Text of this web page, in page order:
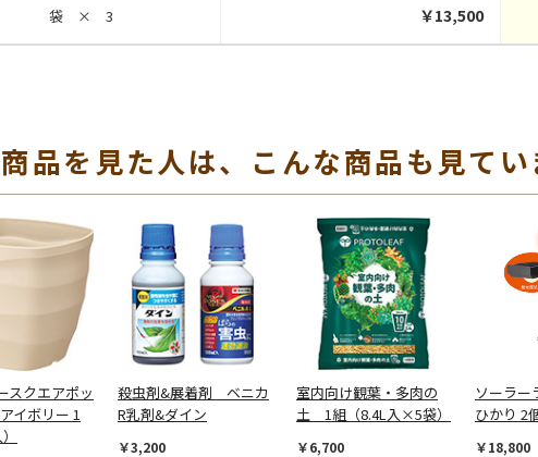
袋 × 3 ￥13,500
品を見た人は、こんな商品も見てい
スクエアポッ
イボリー 1
殺虫剤&展着剤 ベニカ
R乳剤&ダイン
￥3,200
室内向け観葉・多肉の
土 1組（8.4L入×5袋）
￥6,700
ソーラ
ひかり 2
￥18,800